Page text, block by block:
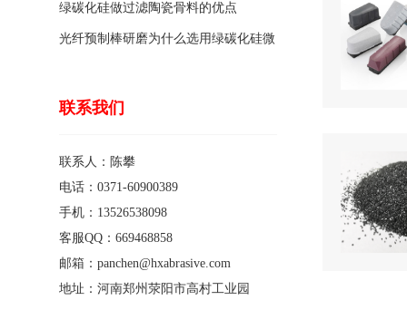
涂料的优点
绿碳化硅做过滤陶瓷骨料的优点
光纤预制棒研磨为什么选用绿碳化硅微
联系我们
联系人：陈攀
电话：0371-60900389
手机：13526538098
客服QQ：669468858
邮箱：panchen@hxabrasive.com
地址：河南郑州荥阳市高村工业园